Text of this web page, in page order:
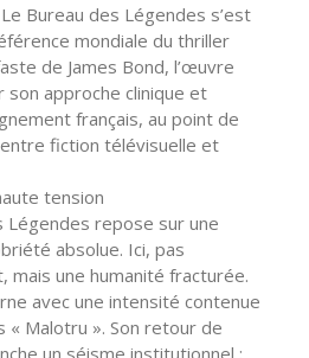
Bureau des Légendes s’est
mondiale du thriller
de James Bond, l’œuvre
son approche clinique et
français, au point de
fiction télévisuelle et
tension
Légendes repose sur une
absolue. Ici, pas
mais une humanité fracturée.
avec une intensité contenue
« Malotru ». Son retour de
un séisme institutionnel :